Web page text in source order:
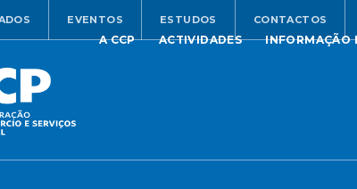
EVENTOS ESTUDOS CONTACTOS
A CCP ACTIVIDADES INFORMAÇÃO